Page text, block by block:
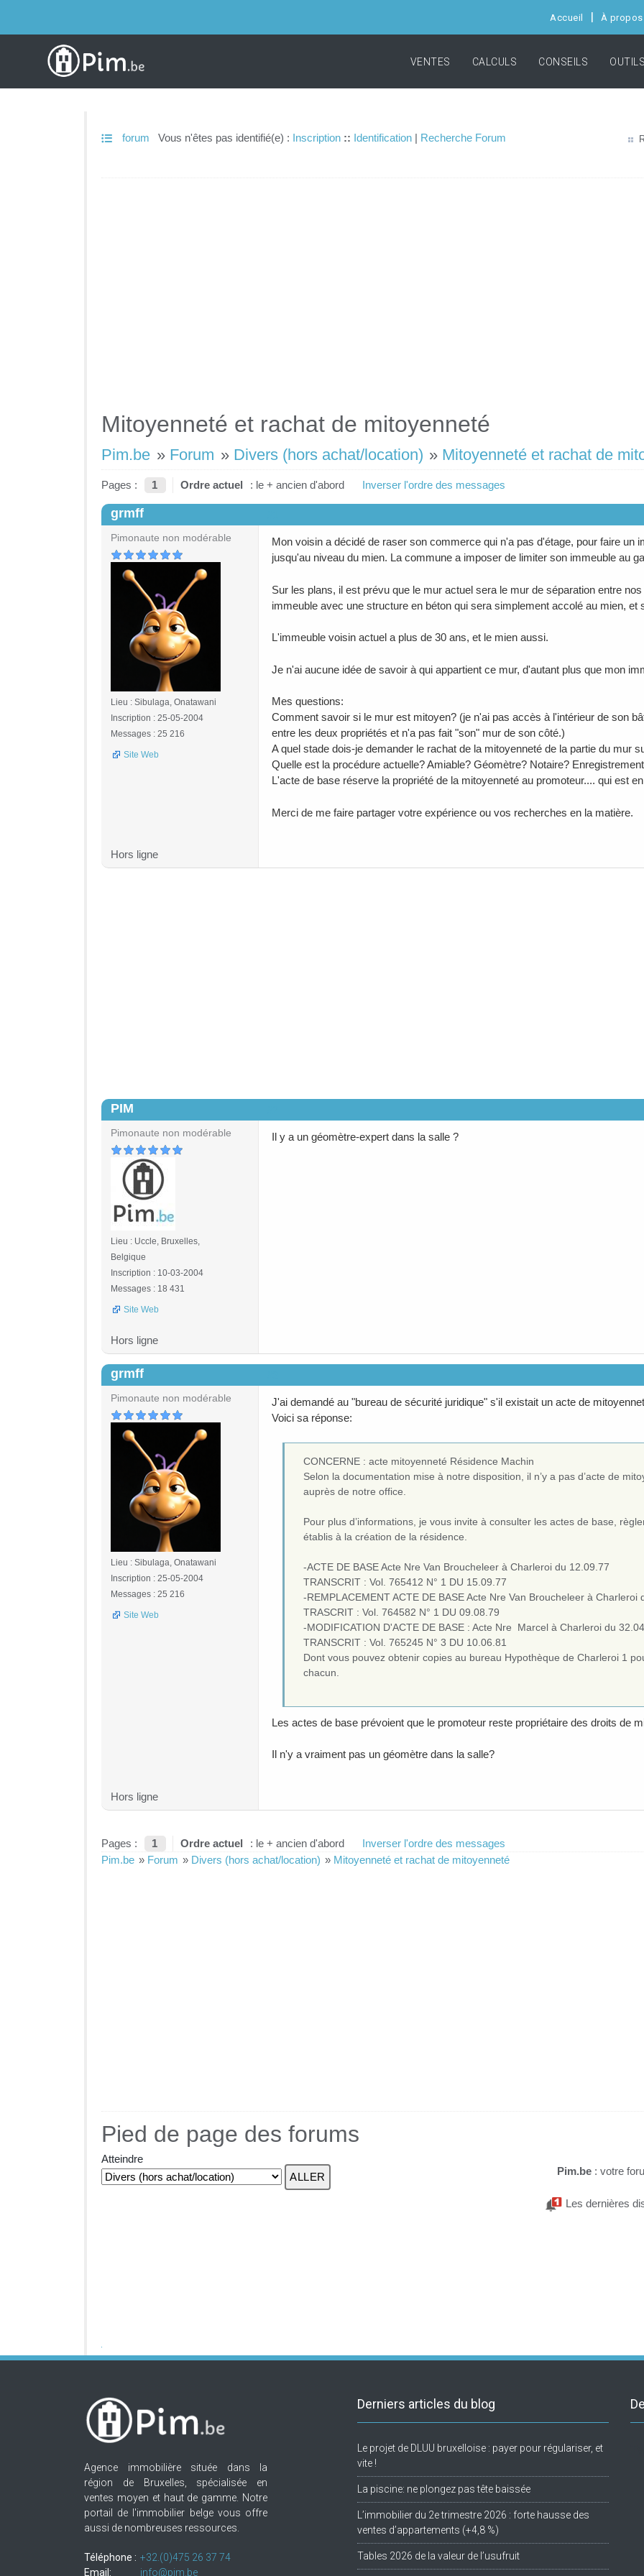
Accueil À propos
VENTES CALCULS CONSEILS OUTILS
forum Vous n'êtes pas identifié(e) : Inscription :: Identification | Recherche Forum
Mitoyenneté et rachat de mitoyenneté
Pim.be » Forum » Divers (hors achat/location) » Mitoyenneté et rachat de
Pages : 1 Ordre actuel : le + ancien d'abord Inverser l'ordre des messages
grmff
Pimonaute non modérable
Lieu : Sibulaga, Onatawani
Inscription : 25-05-2004
Messages : 25 216
Site Web
Mon voisin a décidé de raser son commerce qui n'a pas d'étage, pour faire un
jusqu'au niveau du mien. La commune a imposer de limiter son immeuble au
Sur les plans, il est prévu que le mur actuel sera le mur de séparation entre
immeuble avec une structure en béton qui sera simplement accolé au mien,
L'immeuble voisin actuel a plus de 30 ans, et le mien aussi.
Je n'ai aucune idée de savoir à qui appartient ce mur, d'autant plus que mon
Mes questions:
Comment savoir si le mur est mitoyen? (je n'ai pas accès à l'intérieur de son
entre les deux propriétés et n'a pas fait "son" mur de son côté.)
A quel stade dois-je demander le rachat de la mitoyenneté de la partie du mur
Quelle est la procédure actuelle? Amiable? Géomètre? Notaire?
L'acte de base réserve la propriété de la mitoyenneté au promoteur.... qui est
Merci de me faire partager votre expérience ou vos recherches en la matière.
Hors ligne
PIM
Pimonaute non modérable
Lieu : Uccle, Bruxelles,
Belgique
Inscription : 10-03-2004
Messages : 18 431
Site Web
Il y a un géomètre-expert dans la salle ?
Hors ligne
grmff
Pimonaute non modérable
Lieu : Sibulaga, Onatawani
Inscription : 25-05-2004
Messages : 25 216
Site Web
J'ai demandé au "bureau de sécurité juridique" s'il existait un acte de
Voici sa réponse:
CONCERNE : acte mitoyenneté Résidence Machin
Selon la documentation mise à notre disposition, il n’y a pas d’acte de
auprès de notre office.
Pour plus d’informations, je vous invite à consulter les actes de base,
établis à la création de la résidence.
-ACTE DE BASE Acte Nre Van Broucheleer à Charleroi du 12.09.77
TRANSCRIT : Vol. 765412 N° 1 DU 15.09.77
-REMPLACEMENT ACTE DE BASE Acte Nre Van Broucheleer à Charleroi
TRASCRIT : Vol. 764582 N° 1 DU 09.08.79
-MODIFICATION D'ACTE DE BASE : Acte Nre Marcel à Charleroi du
TRANSCRIT : Vol. 765245 N° 3 DU 10.06.81
Dont vous pouvez obtenir copies au bureau Hypothèque de Charleroi 1
chacun.
Les actes de base prévoient que le promoteur reste propriétaire des droits de
Il n'y a vraiment pas un géomètre dans la salle?
Hors ligne
Pages : 1 Ordre actuel : le + ancien d'abord
Inverser l'ordre des messages
Pim.be » Forum » Divers (hors achat/location) » Mitoyenneté et rachat de mitoyenneté
Pied de page des forums
Atteindre
Pim.be : votre
Les dernières
Agence immobilière située dans la
région de Bruxelles, spécialisée en
ventes moyen et haut de gamme. Notre
portail de l'immobilier belge vous offre
aussi de nombreuses ressources.
Téléphone : +32.(0)475 26 37 74
Email:
info@pim.be
Derniers articles du blog
Le projet de DLUU bruxelloise : payer pour régulariser, et
vite !
La piscine: ne plongez pas tête baissée
L’immobilier du 2e trimestre 2026 : forte hausse des
ventes d’appartements (+4,8 %)
Tables 2026 de la valeur de l’usufruit